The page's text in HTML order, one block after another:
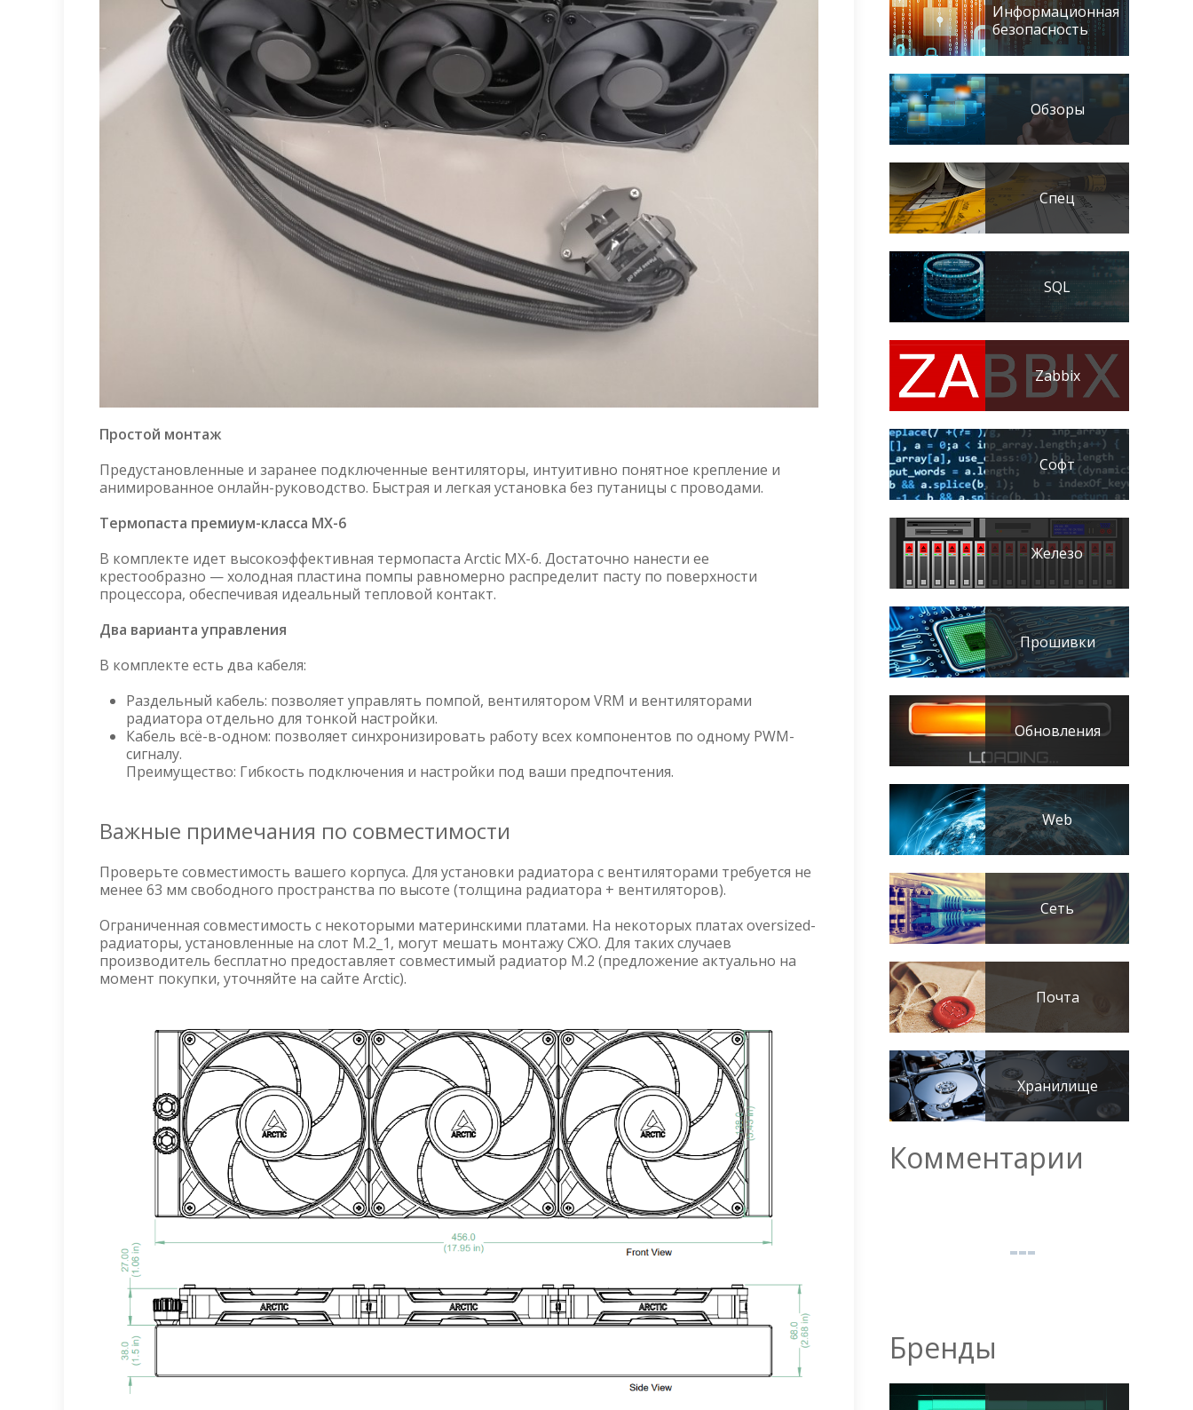
Простой монтаж
Предустановленные и заранее подключенные вентиляторы, интуитивно понятное крепление и
анимированное онлайн-руководство. Быстрая и легкая установка без путаницы с проводами.
Термопаста премиум-класса MX-6
В комплекте идет высокоэффективная термопаста Arctic MX-6. Достаточно нанести ее
крестообразно — холодная пластина помпы равномерно распределит пасту по поверхности
процессора, обеспечивая идеальный тепловой контакт.
Два варианта управления
В комплекте есть два кабеля:
Раздельный кабель: позволяет управлять помпой, вентилятором VRM и вентиляторами
радиатора отдельно для тонкой настройки.
Кабель всё-в-одном: позволяет синхронизировать работу всех компонентов по одному PWM-
сигналу.
Преимущество: Гибкость подключения и настройки под ваши предпочтения.
Важные примечания по совместимости
Проверьте совместимость вашего корпуса. Для установки радиатора с вентиляторами требуется не
менее 63 мм свободного пространства по высоте (толщина радиатора + вентиляторов).
Ограниченная совместимость с некоторыми материнскими платами. На некоторых платах oversized-
радиаторы, установленные на слот M.2_1, могут мешать монтажу СЖО. Для таких случаев
производитель бесплатно предоставляет совместимый радиатор M.2 (предложение актуально на
момент покупки, уточняйте на сайте Arctic).
Информационная
безопасность
Обзоры
Спец
SQL
Zabbix
Софт
Железо
Прошивки
Обновления
Web
Сеть
Почта
Хранилище
Комментарии
Бренды